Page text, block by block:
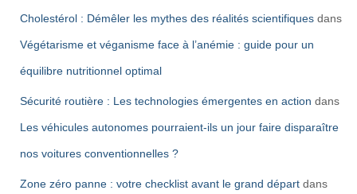
Cholestérol : Démêler les mythes des réalités scientifiques dans
Végétarisme et véganisme face à l’anémie : guide pour un
équilibre nutritionnel optimal
Sécurité routière : Les technologies émergentes en action dans
Les véhicules autonomes pourraient-ils un jour faire disparaître
nos voitures conventionnelles ?
Zone zéro panne : votre checklist avant le grand départ dans